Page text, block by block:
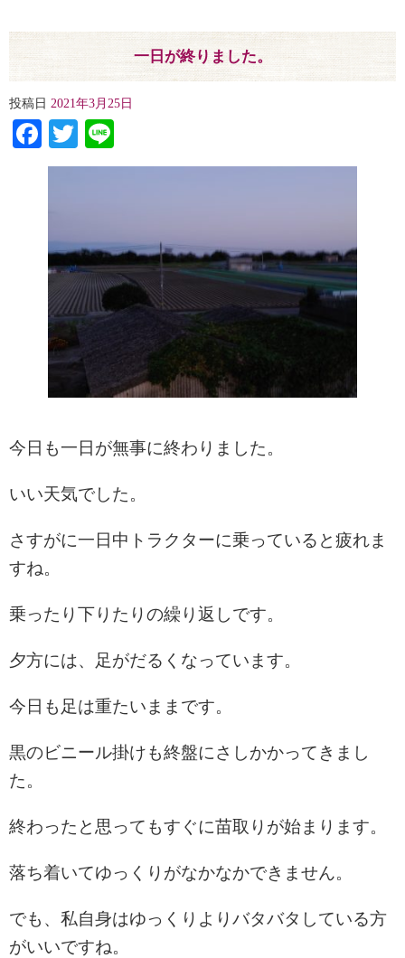
一日が終りました。
投稿日 2021年3月25日
Facebook
Twitter
今日も一日が無事に終わりました。
いい天気でした。
さすがに一日中トラクターに乗っていると疲れま
すね。
乗ったり下りたりの繰り返しです。
夕方には、足がだるくなっています。
今日も足は重たいままです。
黒のビニール掛けも終盤にさしかかってきまし
た。
終わったと思ってもすぐに苗取りが始まります。
落ち着いてゆっくりがなかなかできません。
でも、私自身はゆっくりよりバタバタしている方
がいいですね。